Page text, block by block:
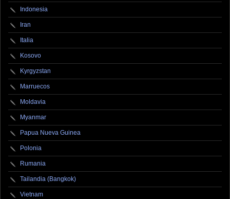
Indonesia
Iran
Italia
Kosovo
Kyrgyzstan
Marruecos
Moldavia
Myanmar
Papua Nueva Guinea
Polonia
Rumania
Tailandia (Bangkok)
Vietnam